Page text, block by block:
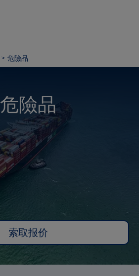
危險品
危險品
索取报价